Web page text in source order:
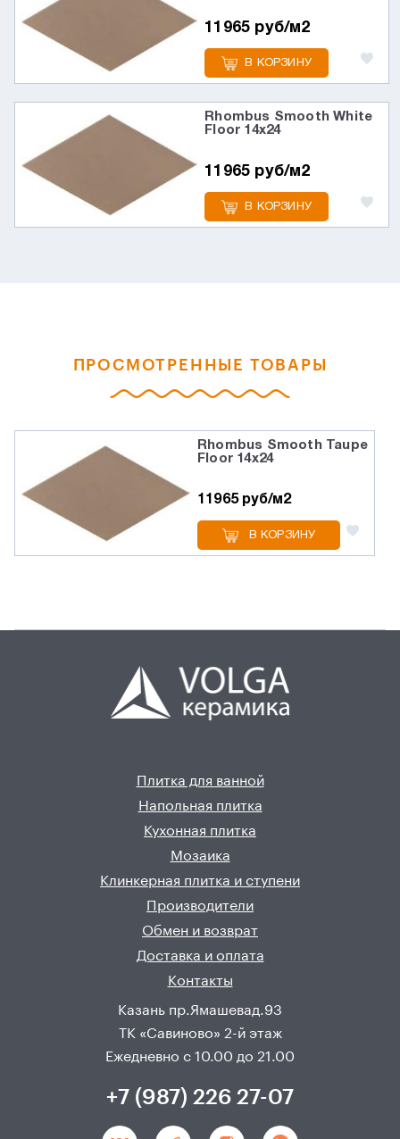
11965 руб/м2
В КОРЗИНУ
Rhombus Smooth White
Floor 14x24
11965 руб/м2
В КОРЗИНУ
ПРОСМОТРЕННЫЕ ТОВАРЫ
Rhombus Smooth Taupe
Floor 14x24
11965 руб/м2
В КОРЗИНУ
Плитка для ванной
Напольная плитка
Кухонная плитка
Мозаика
Клинкерная плитка и ступени
Производители
Обмен и возврат
Доставка и оплата
Контакты
Казань пр.Ямашевад.93
ТК «Савиново» 2-й этаж
Ежедневно с 10.00 до 21.00
+7 (987) 226 27-07